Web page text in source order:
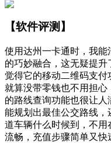
【软件评测】
使用达州一卡通时，我
的巧妙融合，这无疑提
觉得它的移动二维码支付
就算没带零钱也不用担
的路线查询功能也很让
能规划出最佳公交路线
道车辆什么时候到，不
流畅，充值步骤简单又